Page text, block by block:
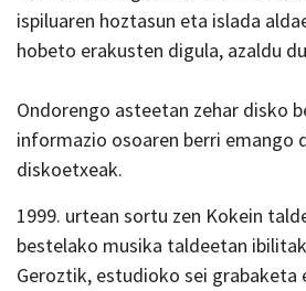
ispiluaren hoztasun eta islada
hobeto erakusten digula, azaldu
Ondorengo asteetan zehar disko
informazio osoaren berri emango
diskoetxeak.
1999. urtean sortu zen Kokein
bestelako musika taldeetan
Geroztik, estudioko sei grabaketa